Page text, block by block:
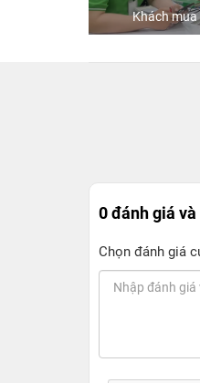
Khách
0 đánh giá
Chọn đánh giá